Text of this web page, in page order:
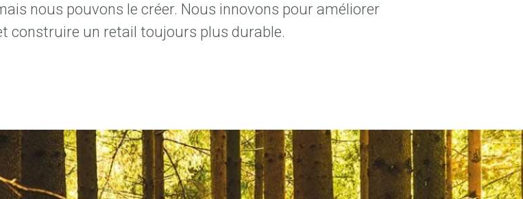
nous pouvons le créer. Nous innovons pour améliorer
construire un retail toujours plus durable.